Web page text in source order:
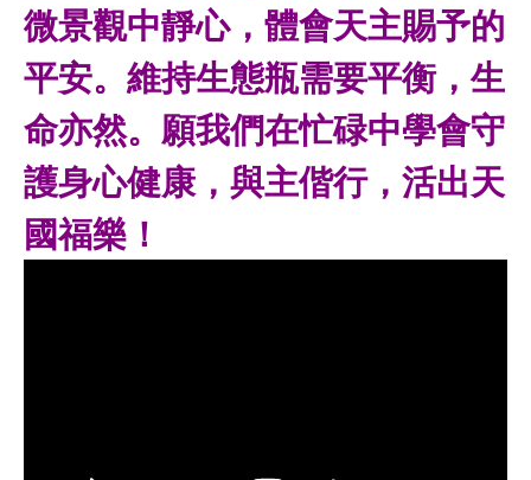
微景觀中靜心，體會天主賜予的
平安。維持生態瓶需要平衡，生
命亦然。願我們在忙碌中學會守
護身心健康，與主偕行，活出天
國福樂！